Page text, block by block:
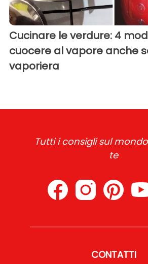
Cucinare le verdure: 4
cuocere al vapore anche
vaporiera
Tutti i consigli sul
te
CONTATTI